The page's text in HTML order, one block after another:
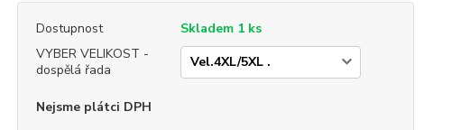
Dostupnost
Skladem 1 ks
VYBER VELIKOST -
dospělá řada
Nejsme plátci DPH